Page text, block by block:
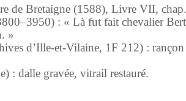
de Bretaigne (1588), Livre VII,
: « Là fut fait chevalier
»
d’Ille-et-Vilaine, 1F 212) : rançon
: dalle gravée, vitrail restauré.